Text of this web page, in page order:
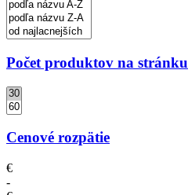
Počet produktov na stránku
Cenové rozpätie
€
-